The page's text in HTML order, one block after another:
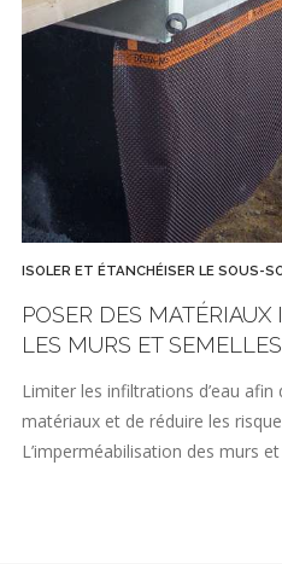
ISOLER ET ÉTANCHÉISER LE SOUS-
POSER DES
LES MURS ET
Limiter les infiltrations d’eau afin
matériaux et de réduire les
L’imperméabilisation des murs